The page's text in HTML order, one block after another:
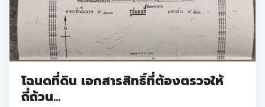
โฉนดที่ดิน เอกสารสิทธิ์ที่ต้องตรวจให้
ถี่ถ้วน...